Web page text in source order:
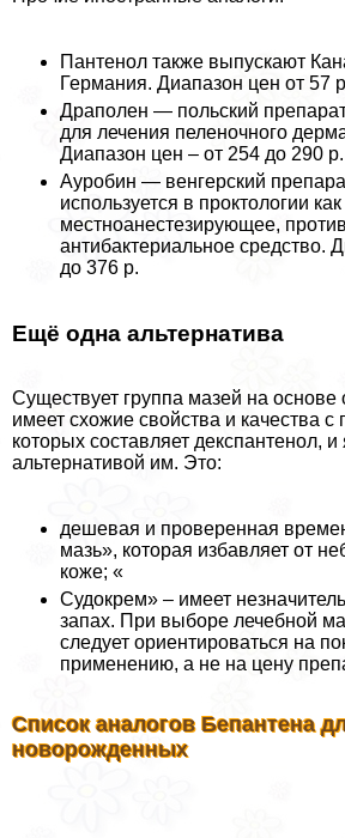
Пантенол также выпускают
Германия. Диапазон цен от 57
Драполен — польский
для лечения пеленочного
Диапазон цен – от 254 до 290 р.
Ауробин — венгерский
используется в проктологии как
местноанестезирующее,
антибактериальное средство.
до 376 р.
Ещё одна альтернатива
Существует группа мазей на основе
имеет схожие свойства и качества
которых составляет декспантенол,
альтернативой им. Это:
дешевая и проверенная
мазь», которая избавляет от
коже; «
Судокрем» – имеет
запах. При выборе лечебной
следует ориентироваться на
применению, а не на цену
Список аналогов Бепантена
новорожденных